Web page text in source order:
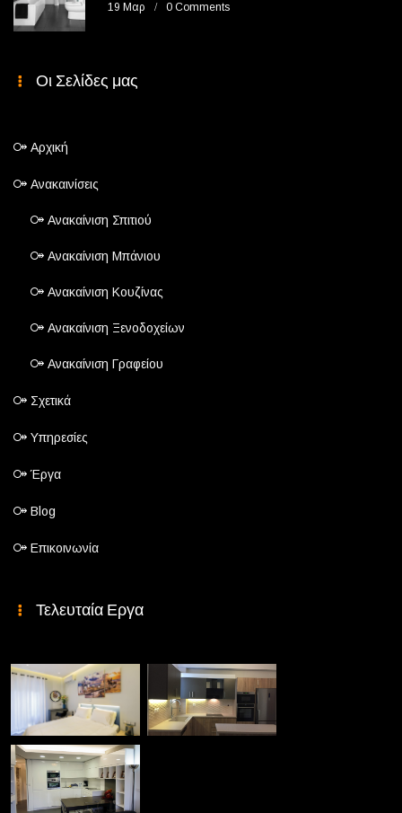
19 Μαρ 0 Comments
Οι Σελίδες μας
Αρχική
Ανακαινίσεις
Ανακαίνιση Σπιτιού
Ανακαίνιση Μπάνιου
Ανακαίνιση Κουζίνας
Ανακαίνιση Ξενοδοχείων
Ανακαίνιση Γραφείου
Σχετικά
Υπηρεσίες
Έργα
Blog
Επικοινωνία
Τελευταία Εργα